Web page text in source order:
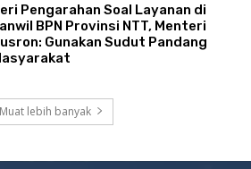
Pengarahan Soal Layanan di
BPN Provinsi NTT, Menteri
Gunakan Sudut Pandang
Muat lebih banyak